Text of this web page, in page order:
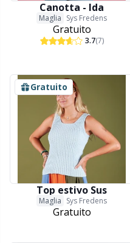
Canotta - Ida
Maglia Sys Fredens
Gratuito
3.7(7)
Gratuito
Top estivo Sus
Maglia Sys Fredens
Gratuito